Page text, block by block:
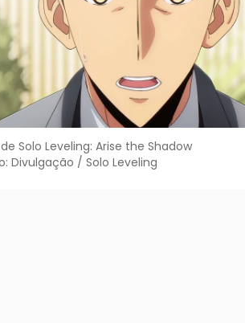
Solo Leveling: Arise the Shadow
Divulgação / Solo Leveling